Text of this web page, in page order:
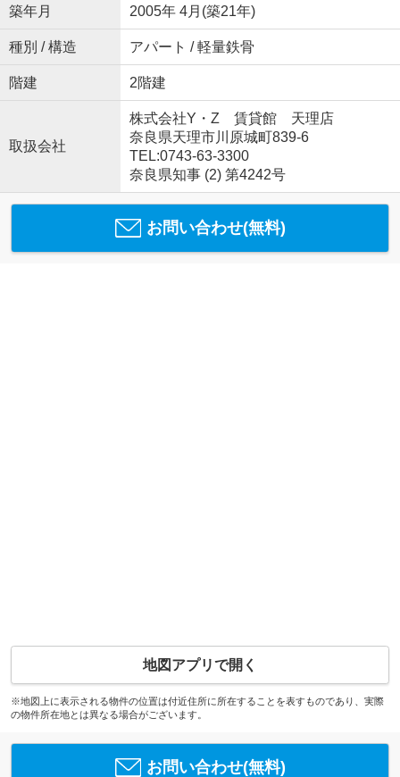
築年月 2005年 4月(築21年)
種別 / 構造 アパート / 軽量鉄骨
階建 2階建
取扱会社
株式会社Y・Z 賃貸館 天理店
奈良県天理市川原城町839-6
TEL:0743-63-3300
奈良県知事 (2) 第4242号
お問い合わせ(無料)
地図アプリで開く
※地図上に表示される物件の位置は付近住所に所在することを表すものであり、実際
の物件所在地とは異なる場合がございます。
お問い合わせ(無料)